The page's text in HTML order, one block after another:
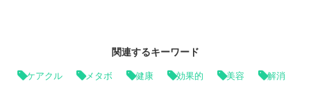
関連するキーワード
ケアクル メタボ 健康 効果的 美容 解消